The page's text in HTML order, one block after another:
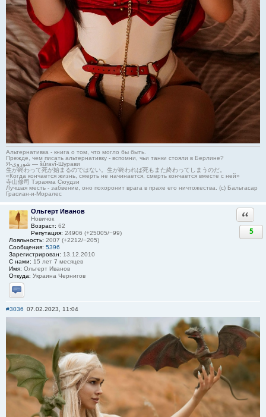
Альтернативка - книга о том, что могло бы быть.
Прежде, чем писать альтернативку - вспомни, чьи танки стояли в Берлине?
Я-شوروی — šûravî-Шурави
生が終わって死が始まるのではない。生が終われば死もまた終わってしまうのだ。
«Когда кончается жизнь, смерть не начинается, смерть кончается вместе с ней»
寺山修司 Тэраяма Сюудзи
Лучшая месть - забвение, оно похоронит врага в прахе его ничтожества. (с) Бальтасар
Грасиан-и-Моралес
Ольгерт Иванов
Новичок
Возраст: 62
Репутация: 24906 (+25005/−99)
Лояльность: 2007 (+2212/−205)
Сообщения: 5396
Зарегистрирован: 13.12.2010
С нами: 15 лет 7 месяцев
Имя: Ольгерт Иванов
Откуда: Украина Чернигов
Отправить личное сообщение
5
#3036 07.02.2023, 11:04